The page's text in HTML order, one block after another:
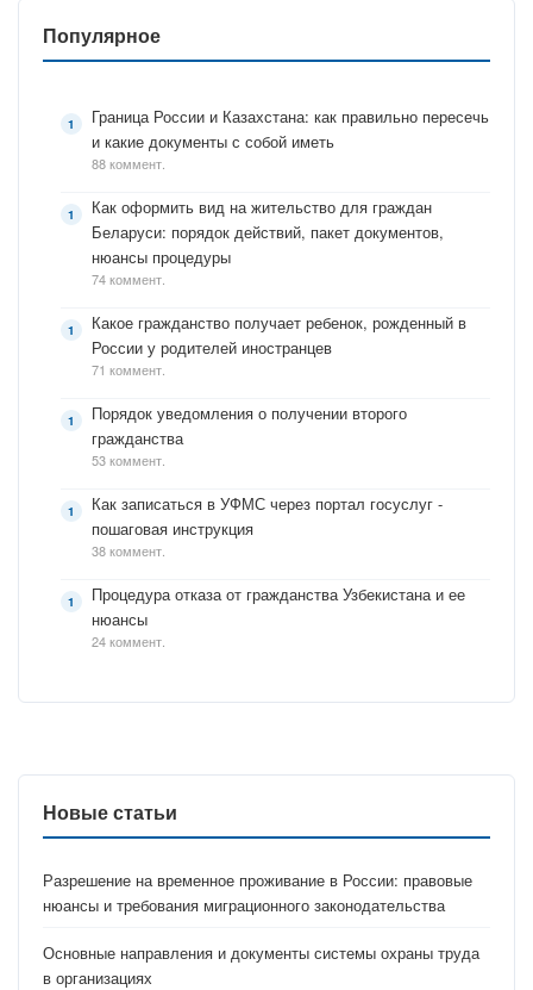
Популярное
Граница России и Казахстана: как правильно пересечь
и какие документы с собой иметь
88 коммент.
Как оформить вид на жительство для граждан
Беларуси: порядок действий, пакет документов,
нюансы процедуры
74 коммент.
Какое гражданство получает ребенок, рожденный в
России у родителей иностранцев
71 коммент.
Порядок уведомления о получении второго
гражданства
53 коммент.
Как записаться в УФМС через портал госуслуг -
пошаговая инструкция
38 коммент.
Процедура отказа от гражданства Узбекистана и ее
нюансы
24 коммент.
Новые статьи
Разрешение на временное проживание в России: правовые
нюансы и требования миграционного законодательства
Основные направления и документы системы охраны труда
в организациях